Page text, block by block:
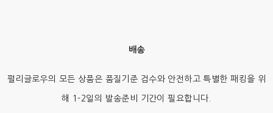
배송
펄리글로우의 모든 상품은 품질기준 검수와 안전하고 특별한 패킹을 위
해 1-2일의 발송준비 기간이 필요합니다.